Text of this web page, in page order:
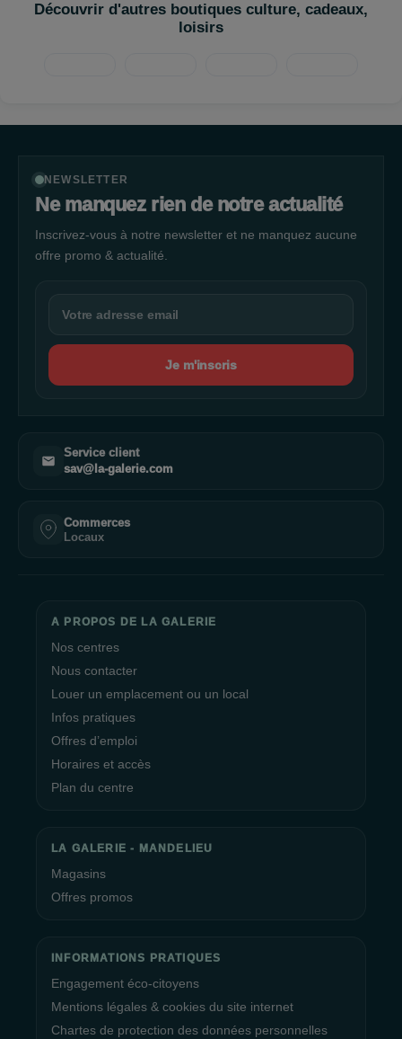
Découvrir d'autres boutiques culture, cadeaux,
loisirs
NEWSLETTER
Ne manquez rien de notre actualité
Inscrivez-vous à notre newsletter et ne manquez aucune
offre promo & actualité.
Je m'inscris
Service client
sav@la-galerie.com
Commerces
Locaux
A PROPOS DE LA GALERIE
Nos centres
Nous contacter
Louer un emplacement ou un local
Infos pratiques
Offres d’emploi
Horaires et accès
Plan du centre
LA GALERIE - MANDELIEU
Magasins
Offres promos
INFORMATIONS PRATIQUES
Engagement éco-citoyens
Mentions légales & cookies du site internet
Chartes de protection des données personnelles